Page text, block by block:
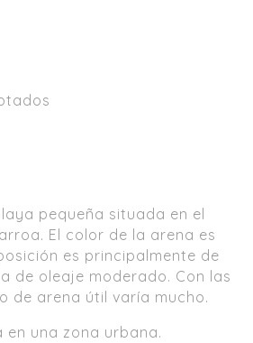
pequeña situada en el
El color de la arena es
es principalmente de
de oleaje moderado. Con las
de arena útil varía mucho.
en una zona urbana.